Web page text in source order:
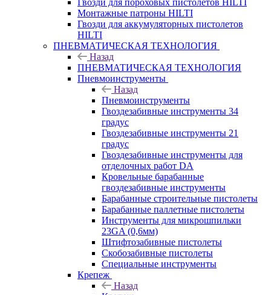
Гвозди для пороховых пистолетов HILTI
Монтажные патроны HILTI
Гвозди для аккумуляторных пистолетов
HILTI
ПНЕВМАТИЧЕСКАЯ ТЕХНОЛОГИЯ
Назад
ПНЕВМАТИЧЕСКАЯ ТЕХНОЛОГИЯ
Пневмоинструменты
Назад
Пневмоинструменты
Гвоздезабивные инструменты 34
градус
Гвоздезабивные инструменты 21
градус
Гвоздезабивные инструменты для
отделочных работ DA
Кровельные барабанные
гвоздезабивные инструменты
Барабанные строительные пистолеты
Барабанные паллетные пистолеты
Инструменты для микрошпильки
23GA (0,6мм)
Штифтозабивные пистолеты
Скобозабивные пистолеты
Специальные инструменты
Крепеж
Назад